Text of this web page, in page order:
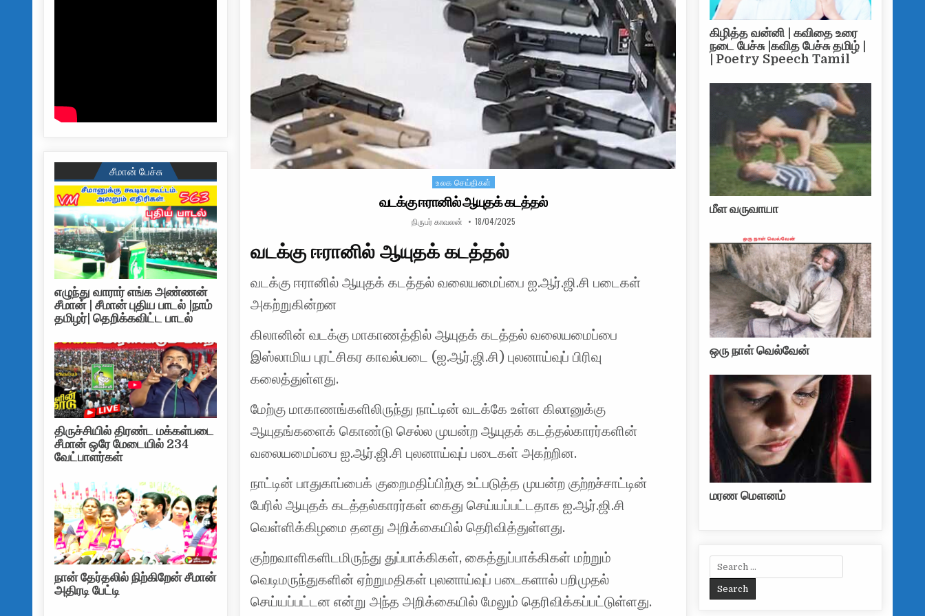
Posted in
உலக செய்திகள்
வடக்கு ஈரானில் ஆயுதக் கடத்தல்
AUTHOR:
நிருபர் காவலன் PUBLISHED DATE:
18/04/2025
வடக்கு ஈரானில் ஆயுதக் கடத்தல்
வடக்கு ஈரானில் ஆயுதக் கடத்தல் வலையமைப்பை ஐ.ஆர்.ஜி.சி படைகள்
அகற்றுகின்றன
கிலானின் வடக்கு மாகாணத்தில் ஆயுதக் கடத்தல் வலையமைப்பை
இஸ்லாமிய புரட்சிகர காவல்படை (ஐ.ஆர்.ஜி.சி) புலனாய்வுப் பிரிவு
கலைத்துள்ளது.
மேற்கு மாகாணங்களிலிருந்து நாட்டின் வடக்கே உள்ள கிலானுக்கு
ஆயுதங்களைக் கொண்டு செல்ல முயன்ற ஆயுதக் கடத்தல்காரர்களின்
வலையமைப்பை ஐ.ஆர்.ஜி.சி புலனாய்வுப் படைகள் அகற்றின.
நாட்டின் பாதுகாப்பைக் குறைமதிப்பிற்கு உட்படுத்த முயன்ற குற்றச்சாட்டின்
பேரில் ஆயுதக் கடத்தல்காரர்கள் கைது செய்யப்பட்டதாக ஐ.ஆர்.ஜி.சி
வெள்ளிக்கிழமை தனது அறிக்கையில் தெரிவித்துள்ளது.
குற்றவாளிகளிடமிருந்து துப்பாக்கிகள், கைத்துப்பாக்கிகள் மற்றும்
வெடிமருந்துகளின் ஏற்றுமதிகள் புலனாய்வுப் படைகளால் பறிமுதல்
செய்யப்பட்டன என்று அந்த அறிக்கையில் மேலும் தெரிவிக்கப்பட்டுள்ளது.
சீமான் பேச்சு
எழுந்து வாரார் எங்க அண்ணன்
சீமான் | சீமான் புதிய பாடல் |நாம்
தமிழர்| தெறிக்கவிட்ட பாடல்
திருச்சியில் திரண்ட மக்கள்படை
சீமான் ஒரே மேடையில் 234
வேட்பாளர்கள்
நான் தேர்தலில் நிற்கிறேன் சீமான்
அதிரடி பேட்டி
கிழித்த வன்னி | கவிதை உரை
நடை பேச்சு |கவித பேச்சு தமிழ் |
| Poetry Speech Tamil
மீள வருவாயா
ஒரு நாள் வெல்வேன்
மரண மௌனம்
Search for: